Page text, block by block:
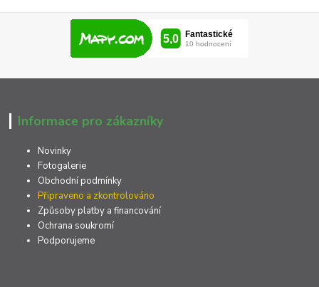
Informace pro zákazníky
Novinky
Fotogalerie
Obchodní podmínky
Připraveno a zkontrolováno
Způsoby platby a financování
Ochrana soukromí
Podporujeme